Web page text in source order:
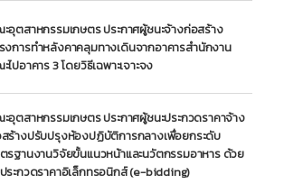
อุตสาหกรรมเกษตร ประกาศผู้ชนะจ้างก่อสร้าง
งการทำหลังคาคลุมทางเดินจากอาคารสำนักงาน
ไปอาคาร 3 โดยวิธีเฉพาะเจาะจง
อุตสาหกรรมเกษตร ประกาศผู้ชนะประกวดราคาจ้าง
ร้างปรับปรุงห้องปฏิบัติการกลางเพื่อยกระดับ
รฐานงานวิจัยขั้นแนวหน้าและนวัตกรรมอาหาร ด้วย
ระกวดราคาอิเล็กทรอนิกส์ (e-bidding)